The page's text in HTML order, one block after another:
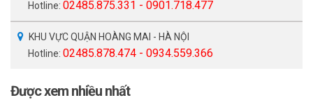
Hotline: 02485.875.331 - 0901.718.477
KHU VỰC QUẬN HOÀNG MAI - HÀ NỘI
Hotline: 02485.878.474 - 0934.559.366
Được xem nhiều nhất